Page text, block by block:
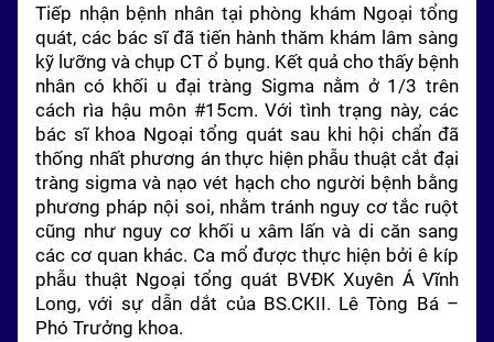
Tiếp nhận bệnh nhân tại phòng khám Ngoại tổng
quát, các bác sĩ đã tiến hành thăm khám lâm sàng
kỹ lưỡng và chụp CT ổ bụng. Kết quả cho thấy bệnh
nhân có khối u đại tràng Sigma nằm ở 1/3 trên
cách rìa hậu môn #15cm. Với tình trạng này, các
bác sĩ khoa Ngoại tổng quát sau khi hội chẩn đã
thống nhất phương án thực hiện phẫu thuật cắt đại
tràng sigma và nạo vét hạch cho người bệnh bằng
phương pháp nội soi, nhằm tránh nguy cơ tắc ruột
cũng như nguy cơ khối u xâm lấn và di căn sang
các cơ quan khác. Ca mổ được thực hiện bởi ê kíp
phẫu thuật Ngoại tổng quát BVĐK Xuyên Á Vĩnh
Long, với sự dẫn dắt của BS.CKII. Lê Tòng Bá –
Phó Trưởng khoa.